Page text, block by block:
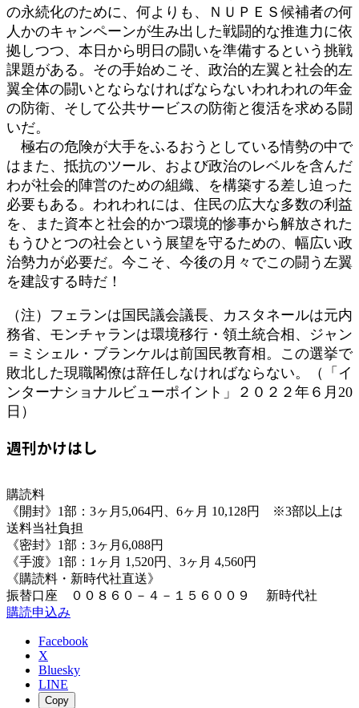
の永続化のために、何よりも、ＮＵＰＥＳ候補者の何
人かのキャンペーンが生み出した戦闘的な推進力に依
拠しつつ、本日から明日の闘いを準備するという挑戦
課題がある。その手始めこそ、政治的左翼と社会的左
翼全体の闘いとならなければならないわれわれの年金
の防衛、そして公共サービスの防衛と復活を求める闘
いだ。
極右の危険が大手をふるおうとしている情勢の中で
はまた、抵抗のツール、および政治のレベルを含んだ
わが社会的陣営のための組織、を構築する差し迫った
必要もある。われわれには、住民の広大な多数の利益
を、また資本と社会的かつ環境的惨事から解放された
もうひとつの社会という展望を守るための、幅広い政
治勢力が必要だ。今こそ、今後の月々でこの闘う左翼
を建設する時だ！
（注）フェランは国民議会議長、カスタネールは元内
務省、モンチャランは環境移行・領土統合相、ジャン
＝ミシェル・ブランケルは前国民教育相。この選挙で
敗北した現職閣僚は辞任しなければならない。（「イ
ンターナショナルビューポイント」２０２２年６月20
日）
週刊かけはし
購読料
《開封》1部：3ヶ月5,064円、6ヶ月 10,128円 ※3部以上は
送料当社負担
《密封》1部：3ヶ月6,088円
《手渡》1部：1ヶ月 1,520円、3ヶ月 4,560円
《購読料・新時代社直送》
振替口座 ００８６０－４－１５６００９ 新時代社
購読申込み
Facebook
X
Bluesky
LINE
Copy